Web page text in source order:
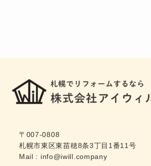
〒007-0808
札幌市東区東苗穂8条3丁目1番11号
Mail : info@iwill.company